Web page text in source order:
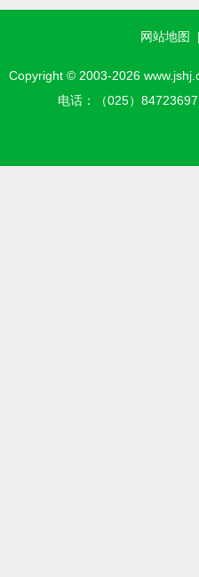
网站地图
Copyright © 2003-2026
电话：（025）